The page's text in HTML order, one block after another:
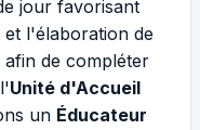
jour favorisant
l'élaboration de
afin de compléter
Unité d'Accueil
un Éducateur